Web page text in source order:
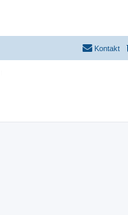
Kontakt